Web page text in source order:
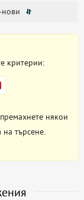
критерии:
някои
търсене.